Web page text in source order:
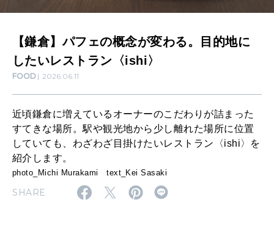
わたしができること
WORK&MONEY
。
目
的
地
に
し
た
い
レ
ス
【鎌倉】パフェの概念が変わる。目的地に
したいレストラン〈ishi〉
FOOD 2026.06.11
近頃鎌倉に増えているオーナーのこだわりが詰まった
すてきな場所。駅や観光地から少し離れた場所に位置
していても、わざわざ目掛けたいレストラン〈ishi〉を
紹介します。
photo_Michi Murakami text_Kei Sasaki
SHARE